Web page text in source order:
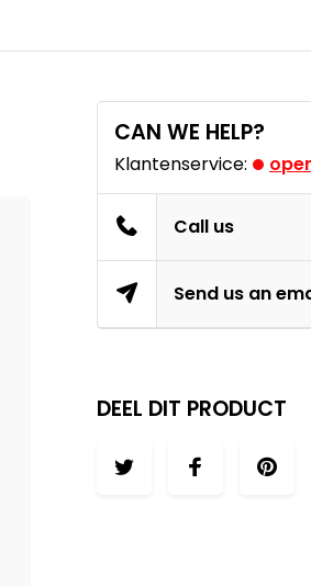
CAN WE HELP?
Klantenservice:
Call us
Send us an
DEEL DIT PRODUCT